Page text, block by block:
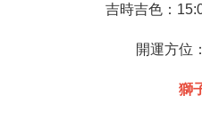
吉時吉色：
開運方位
獅